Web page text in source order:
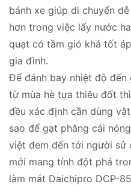
bánh xe giúp di chuyển
hơn trong việc lấy nước
quạt có tầm gió khá tốt
gia đình.
Để đánh bay nhiệt độ
từ mùa hè tựa thiêu đốt
đều xác định cần dùng
sao để gạt phăng cái
việt đem đến tới người sử
mới mang tính đột phá
làm mát Daichipro DCP-